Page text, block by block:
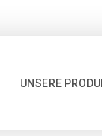
UNSERE